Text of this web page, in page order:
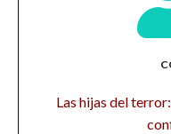
Las hijas del